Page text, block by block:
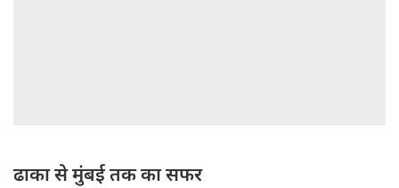
ढाका से मुंबई तक का सफर